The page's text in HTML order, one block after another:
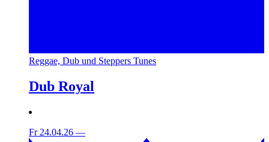
Reggae, Dub und Steppers Tunes
Dub Royal
Fr 24.04.26 —